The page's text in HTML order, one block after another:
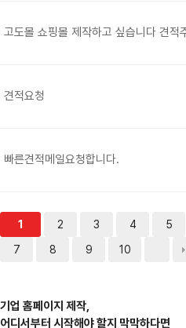
고도몰 쇼핑몰 제작하고 싶습니다 견적
견적요청
빠른견적메일요청합니다.
1 2 3 4 5
7
8 9 10
기업 홈페이지 제작,
어디서부터 시작해야 할지 막막하다면